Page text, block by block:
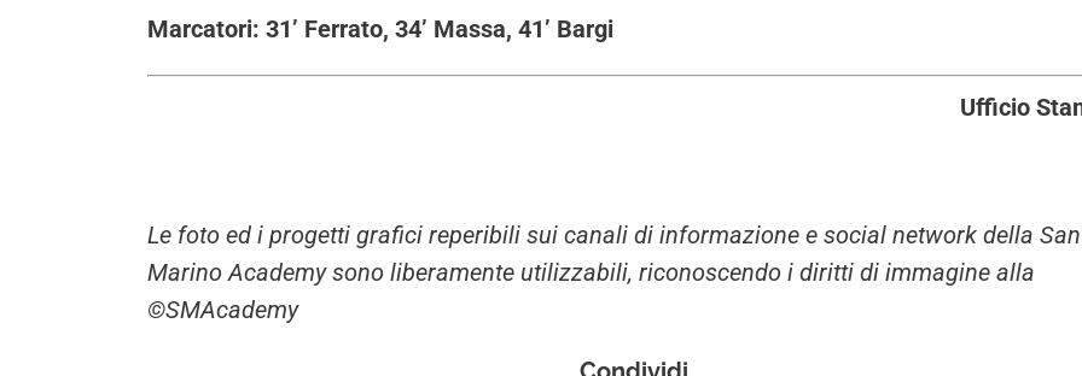
Marcatori: 31’ Ferrato, 34’ Massa, 41’ Bargi
Ufficio
Le foto ed i progetti grafici reperibili sui canali di informazione e social network della San
Marino Academy sono liberamente utilizzabili, riconoscendo i diritti di immagine alla
©SMAcademy